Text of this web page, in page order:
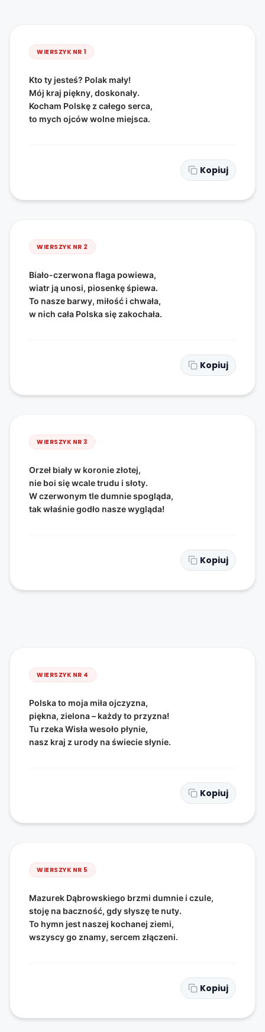
WIERSZYK NR 1
Kto ty jesteś? Polak mały!
Mój kraj piękny, doskonały.
Kocham Polskę z całego serca,
to mych ojców wolne miejsca.
Kopiuj
WIERSZYK NR 2
Biało-czerwona flaga powiewa,
wiatr ją unosi, piosenkę śpiewa.
To nasze barwy, miłość i chwała,
w nich cała Polska się zakochała.
Kopiuj
WIERSZYK NR 3
Orzeł biały w koronie złotej,
nie boi się wcale trudu i słoty.
W czerwonym tle dumnie spogląda,
tak właśnie godło nasze wygląda!
Kopiuj
WIERSZYK NR 4
Polska to moja miła ojczyzna,
piękna, zielona – każdy to przyzna!
Tu rzeka Wisła wesoło płynie,
nasz kraj z urody na świecie słynie.
Kopiuj
WIERSZYK NR 5
Mazurek Dąbrowskiego brzmi dumnie i czule,
stoję na baczność, gdy słyszę te nuty.
To hymn jest naszej kochanej ziemi,
wszyscy go znamy, sercem złączeni.
Kopiuj